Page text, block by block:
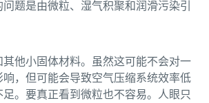
题是由微粒、湿气积聚和润滑污染引
他小固体材料。虽然这可能不会对一
，但可能会导致空气压缩系统效率低
。要真正看到微粒也不容易。人眼只